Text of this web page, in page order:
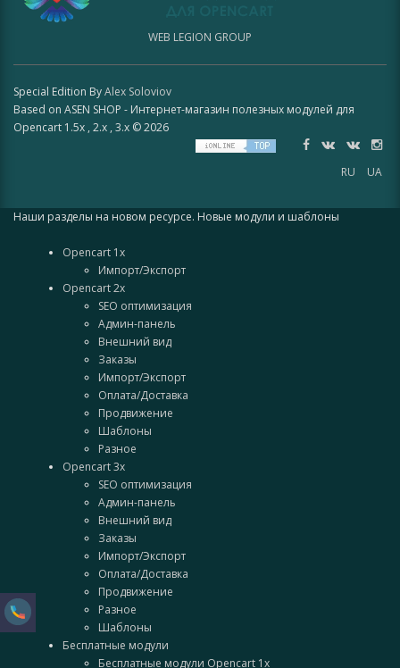
WEB LEGION GROUP
Special Edition ByAlex Soloviov
Based on ASEN SHOP - Интернет-магазин полезных модулей для
Opencart 1.5x , 2.x , 3.x © 2026
RU UA
Наши разделы на новом ресурсе. Новые модули и шаблоны
Opencart 1x
Импорт/Экспорт
Opencart 2x
SEO оптимизация
Админ-панель
Внешний вид
Заказы
Импорт/Экспорт
Оплата/Доставка
Продвижение
Шаблоны
Разное
Opencart 3x
SEO оптимизация
Админ-панель
Внешний вид
Заказы
Импорт/Экспорт
Оплата/Доставка
Продвижение
Разное
Шаблоны
Бесплатные модули
Бесплатные модули Opencart 1x